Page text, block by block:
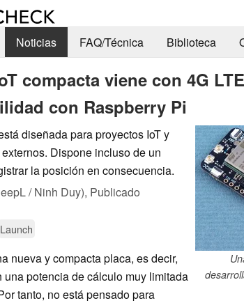
Noticias FAQ/Técnica Biblioteca
compacta viene con 4G
con Raspberry Pi
diseñada para proyectos IoT y
Dispone incluso de un
la posición en consecuencia.
/ Ninh Duy), Publicado
Launch
nueva y compacta placa, es decir,
una potencia de cálculo muy limitada
tanto, no está pensado para